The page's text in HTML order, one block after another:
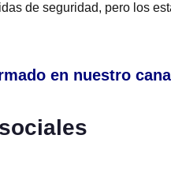
de seguridad, pero los
en nuestro